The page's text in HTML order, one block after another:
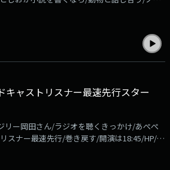
欲を高めていきます。メールの件名は「ケニ
アプリなら過去回もお聴きいただけま
channels/c8524951-7dc4-4ad1-aa4d-
ナーメール、ふつおたを募集しています！
で！Xでの感想は、#さとしおANNPでお願い
に関する質問」を送ってください。佐藤栞
ほかのご飯を食べます。メールの件名は「ほ
ニア！！佐藤栞里がいつかは行ってみたい
チュエーション」を送ってください。佐藤栞
欲を高めていきます。メールの件名は「ケニ
キャストリスナー最速先行スター
リー岡田さん/ラジオを聴くきっかけ/あぺぺ
スナー最速先行/巻き戻す/開演は18:45/HP/進
過去回もお聴きいただけます！